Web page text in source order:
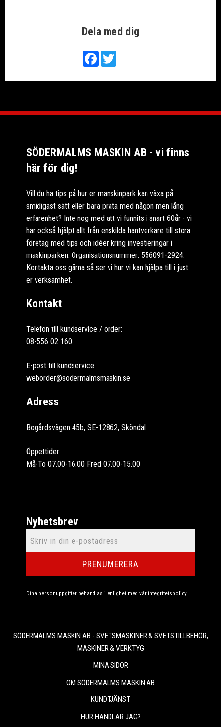
Dela med dig
FacebookTwitter
SÖDERMALMS MASKIN AB - vi finns
här för dig!
Vill du ha tips på hur er manskinpark kan växa på
smidigast sätt eller bara prata med någon men lång
erfarenhet? Inte nog med att vi funnits i snart 60år - vi
har också hjälpt allt från enskilda hantverkare till stora
företag med tips och idéer kring investieringar i
maskinparken. Organisationsnummer: 556091-2924.
Kontakta oss gärna så ser vi hur vi kan hjälpa till i just
er verksamhet.
Kontakt
Telefon till kundservice / order:
08-556 02 160
E-post till kundservice:
weborder@sodermalmsmaskin.se
Adress
Bogårdsvägen 45b, SE-12862, Sköndal
Öppettider
Må-To 07.00-16.00 Fred 07.00-15.00
Nyhetsbrev
PRENUMERERA
Dina personuppgifter behandlas i enlighet med vår integritetspolicy.
SÖDERMALMS MASKIN AB - SVETSMASKINER & SVETSTILLBEHÖR,
MASKINER & VERKTYG
MINA SIDOR
OM SÖDERMALMS MASKIN AB
KUNDTJÄNST
HUR HANDLAR JAG?